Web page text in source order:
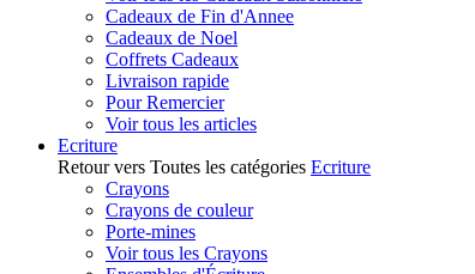
Cadeaux de Fin d'Annee
Cadeaux de Noel
Coffrets Cadeaux
Livraison rapide
Pour Remercier
Voir tous les articles
Ecriture
Retour vers Toutes les catégories Ecriture
Crayons
Crayons de couleur
Porte-mines
Voir tous les Crayons